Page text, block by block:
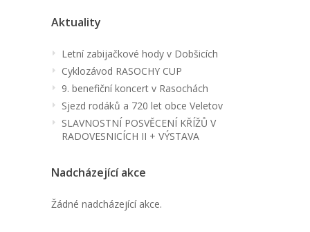
Aktuality
Letní zabijačkové hody v Dobšicích
Cyklozávod RASOCHY CUP
9. benefiční koncert v Rasochách
Sjezd rodáků a 720 let obce Veletov
SLAVNOSTNÍ POSVĚCENÍ KŘÍŽŮ V
RADOVESNICÍCH II + VÝSTAVA
Nadcházející akce
Žádné nadcházející akce.